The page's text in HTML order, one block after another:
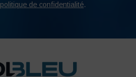
politique de confidentialité.